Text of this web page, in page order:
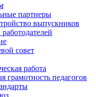
партнеры
выпускников
совет
работа
грамотность педагогов